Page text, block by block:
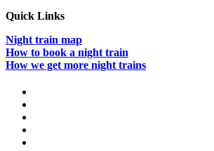
Quick Links
Night train map
How to book a night train
How we get more night trains